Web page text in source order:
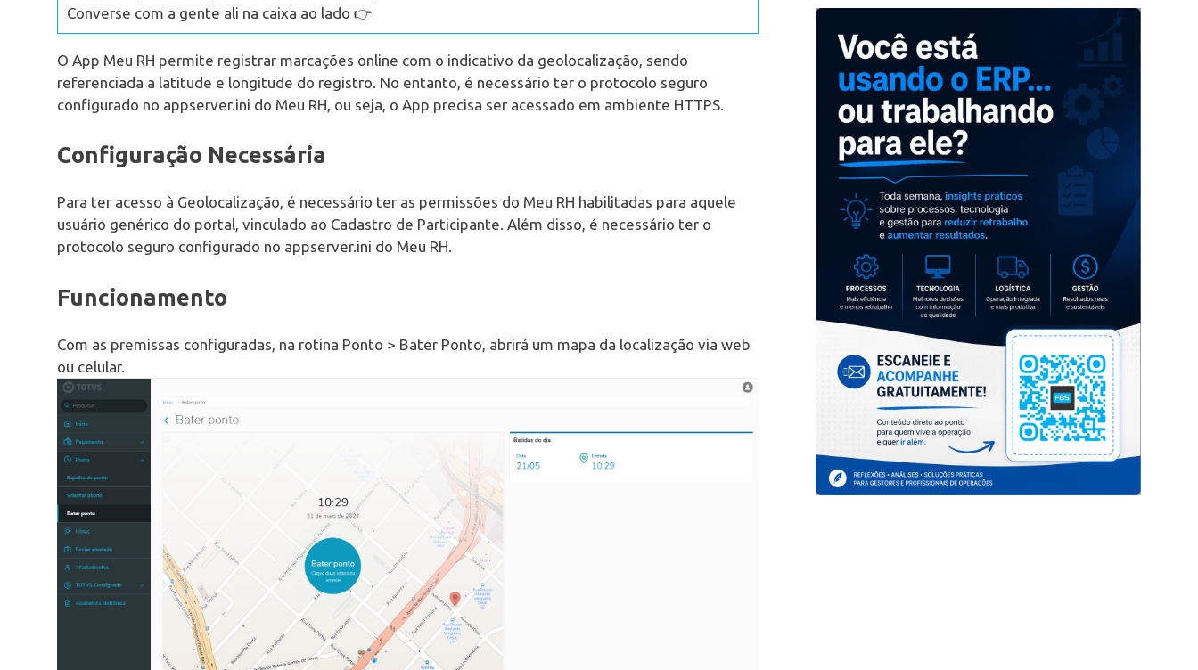
Converse com a gente ali na caixa ao lado 👉
O App Meu RH permite registrar marcações online com o indicativo da geolocalização, sendo
referenciada a latitude e longitude do registro. No entanto, é necessário ter o protocolo seguro
configurado no appserver.ini do Meu RH, ou seja, o App precisa ser acessado em ambiente HTTPS.
Configuração Necessária
Para ter acesso à Geolocalização, é necessário ter as permissões do Meu RH habilitadas para aquele
usuário genérico do portal, vinculado ao Cadastro de Participante. Além disso, é necessário ter o
protocolo seguro configurado no appserver.ini do Meu RH.
Funcionamento
Com as premissas configuradas, na rotina Ponto > Bater Ponto, abrirá um mapa da localização via web
ou celular.